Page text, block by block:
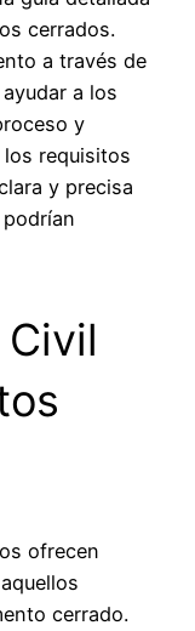
cerrados.
a través de
a los
y
requisitos
y precisa
ofrecen
cerrado.